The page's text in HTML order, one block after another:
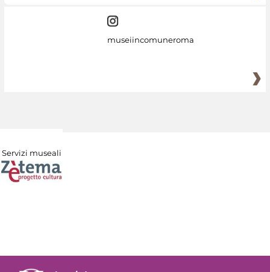
museiincomuneroma
Servizi museali